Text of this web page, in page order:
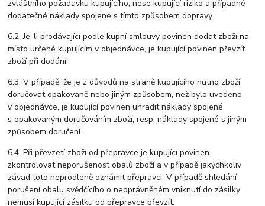
zvláštního požadavku kupujícího, nese kupující riziko a případné
dodatečné náklady spojené s tímto způsobem dopravy.
6.2. Je-li prodávající podle kupní smlouvy povinen dodat zboží na
místo určené kupujícím v objednávce, je kupující povinen převzít
zboží při dodání.
6.3. V případě, že je z důvodů na straně kupujícího nutno zboží
doručovat opakovaně nebo jiným způsobem, než bylo uvedeno
v objednávce, je kupující povinen uhradit náklady spojené
s opakovaným doručováním zboží, resp. náklady spojené s jiným
způsobem doručení.
6.4. Při převzetí zboží od přepravce je kupující povinen
zkontrolovat neporušenost obalů zboží a v případě jakýchkoliv
závad toto neprodleně oznámit přepravci. V případě shledání
porušení obalu svědčícího o neoprávněném vniknutí do zásilky
nemusí kupující zásilku od přepravce převzít.